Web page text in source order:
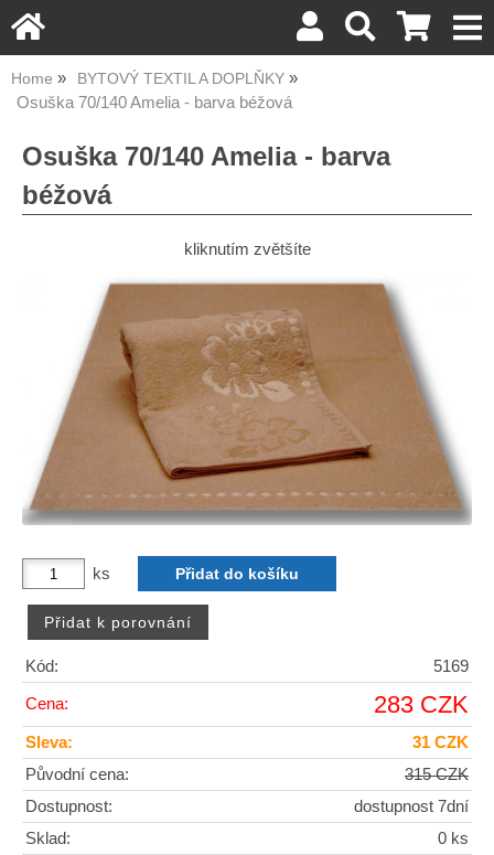
Home BYTOVÝ TEXTIL A DOPLŇKY
Osuška 70/140 Amelia - barva béžová
Osuška 70/140 Amelia - barva
béžová
kliknutím zvětšíte
ks
Kód: 5169
Cena: 283 CZK
Sleva:
31 CZK
Původní cena:
315 CZK
Dostupnost:
dostupnost 7dní
Sklad:
0 ks